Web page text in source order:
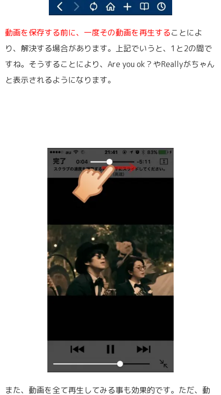
動画を保存する前に、一度その動画を再生することによ
り、解決する場合があります。上記でいうと、1と2の間で
すね。そうすることにより、Are you ok？やReallyがちゃん
と表示されるようになります。
また、動画を全て再生してみる事も効果的です。ただ、動